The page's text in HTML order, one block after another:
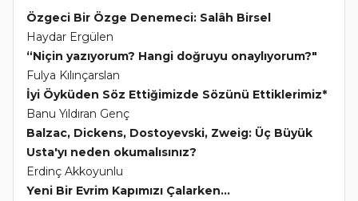
Özgeci Bir Özge Denemeci: Salâh Birsel
Haydar Ergülen
“Niçin yazıyorum? Hangi doğruyu onaylıyorum?"
Fulya Kılınçarslan
İyi Öyküden Söz Ettiğimizde Sözünü Ettiklerimiz*
Banu Yıldıran Genç
Balzac, Dickens, Dostoyevski, Zweig: Üç Büyük
Usta'yı neden okumalısınız?
Erdinç Akkoyunlu
Yeni Bir Evrim Kapımızı Çalarken...